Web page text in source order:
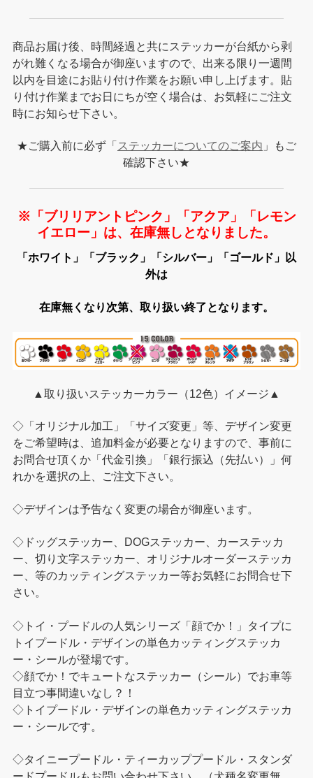
商品お届け後、時間経過と共にステッカーが台紙から剥
がれ難くなる場合が御座いますので、出来る限り一週間
以内を目途にお貼り付け作業をお願い申し上げます。貼
り付け作業までお日にちが空く場合は、お気軽にご注文
時にお知らせ下さい。
★ご購入前に必ず「 ステッカーについてのご案内 」もご
確認下さい★
※「ブリリアントピンク」「アクア」「レモン
イエロー」は、在庫無しとなりました。
「ホワイト」「ブラック」「シルバー」「ゴールド」以
外は
在庫無くなり次第、取り扱い終了となります。
▲取り扱いステッカーカラー（12色）イメージ▲
◇「オリジナル加工」「サイズ変更」等、デザイン変更
をご希望時は、追加料金が必要となりますので、事前に
お問合せ頂くか「代金引換」「銀行振込（先払い）」何
れかを選択の上、ご注文下さい。
◇デザインは予告なく変更の場合が御座います。
◇ドッグステッカー、DOGステッカー、カーステッカ
ー、切り文字ステッカー、オリジナルオーダーステッカ
ー、等のカッティングステッカー等お気軽にお問合せ下
さい。
◇トイ・プードルの人気シリーズ「顔でか！」タイプに
トイプードル・デザインの単色カッティングステッカ
ー・シールが登場です。
◇顔でか！でキュートなステッカー（シール）でお車等
目立つ事間違いなし？！
◇トイプードル・デザインの単色カッティングステッカ
ー・シールです。
◇タイニープードル・ティーカッププードル・スタンダ